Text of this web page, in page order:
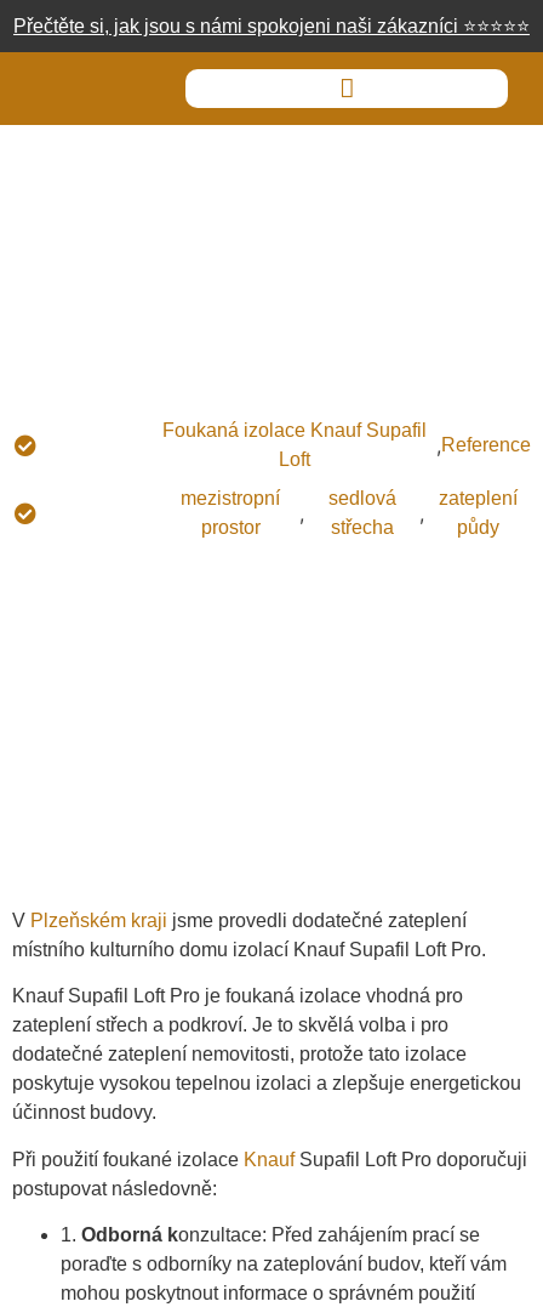
Přečtěte si, jak jsou s námi spokojeni naši zákazníci ⭐⭐⭐⭐⭐
Foukaná izolace Knauf Supafil
Loft
,Reference
mezistropní
prostor
,
sedlová
střecha
,
zateplení
půdy
V Plzeňském kraji jsme provedli dodatečné zateplení
místního kulturního domu izolací Knauf Supafil Loft Pro.
Knauf Supafil Loft Pro je foukaná izolace vhodná pro
zateplení střech a podkroví. Je to skvělá volba i pro
dodatečné zateplení nemovitosti, protože tato izolace
poskytuje vysokou tepelnou izolaci a zlepšuje energetickou
účinnost budovy.
Při použití foukané izolace KnaufSupafil Loft Pro doporučuji
postupovat následovně:
1.⁠ ⁠Odborná konzultace: Před zahájením prací se
poraďte s odborníky na zateplování budov, kteří vám
mohou poskytnout informace o správném použití